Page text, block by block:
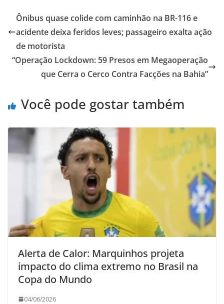
Ônibus quase colide com caminhão na BR-116 e
acidente deixa feridos leves; passageiro exalta ação
de motorista
“Operação Lockdown: 59 Presos em Megaoperação
que Cerra o Cerco Contra Facções na Bahia”
Você pode gostar também
Alerta de Calor: Marquinhos projeta
impacto do clima extremo no Brasil na
Copa do Mundo
04/06/2026